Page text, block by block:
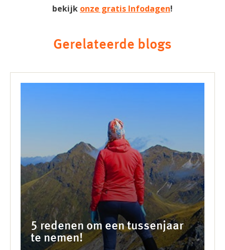
bekijk onze gratis Infodagen!
Gerelateerde blogs
5 redenen om een tussenjaar
te nemen!